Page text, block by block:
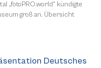
„fotoPRO.world“ kündigte
groß an. Übersicht
Deutsches